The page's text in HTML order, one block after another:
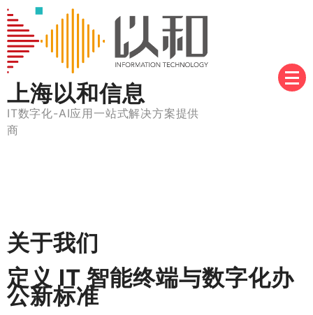
Skip
to
content
上海以和信息
IT数字化-AI应用一站式解决方案提供
商
关于我们
定义 IT 智能终端与数字化办
公新标准